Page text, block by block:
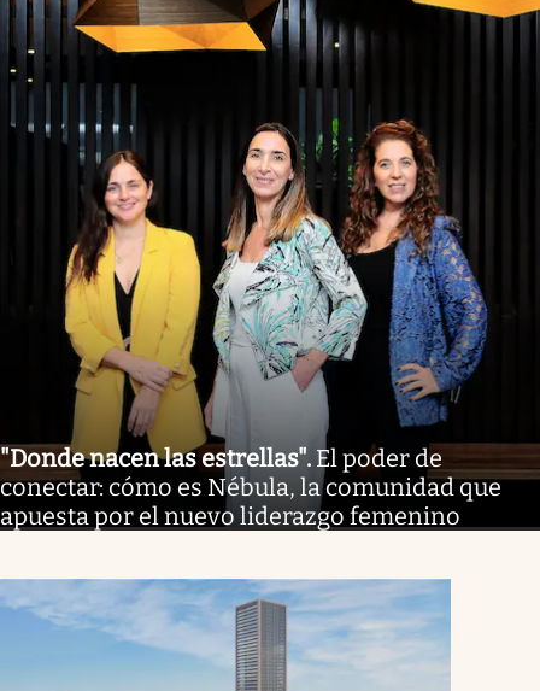
"Donde nacen las estrellas". El poder de
conectar: cómo es Nébula, la comunidad que
apuesta por el nuevo liderazgo femenino